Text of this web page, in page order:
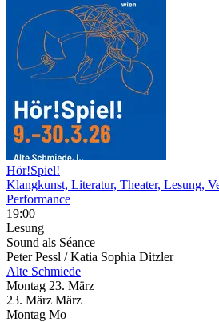
Hör!Spiel!
Klangkunst, Literatur, Theater, Lesung,
Performance
19:00
Lesung
Sound als Séance
Peter Pessl / Katia Sophia Ditzler
Alte Schmiede
Montag 23. März
23. März März
Montag Mo